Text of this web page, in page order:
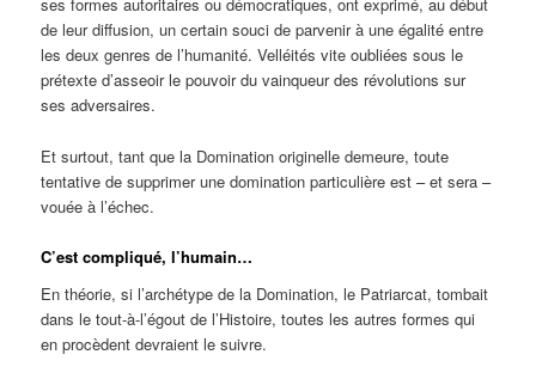
ses formes autoritaires ou démocratiques, ont exprimé, au début
de leur diffusion, un certain souci de parvenir à une égalité entre
les deux genres de l’humanité. Velléités vite oubliées sous le
prétexte d’asseoir le pouvoir du vainqueur des révolutions sur
ses adversaires.
Et surtout, tant que la Domination originelle demeure, toute
tentative de supprimer une domination particulière est – et sera –
vouée à l’échec.
C’est compliqué, l’humain…
En théorie, si l’archétype de la Domination, le Patriarcat, tombait
dans le tout-à-l’égout de l’Histoire, toutes les autres formes qui
en procèdent devraient le suivre.